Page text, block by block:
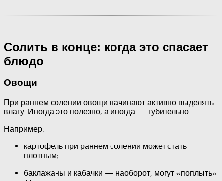
Солить в конце: когда это спасает
блюдо
Овощи
При раннем солении овощи начинают активно выделять
влагу. Иногда это полезно, а иногда — губительно.
Например:
картофель при раннем солении может стать
плотным;
баклажаны и кабачки — наоборот, могут «поплыть»